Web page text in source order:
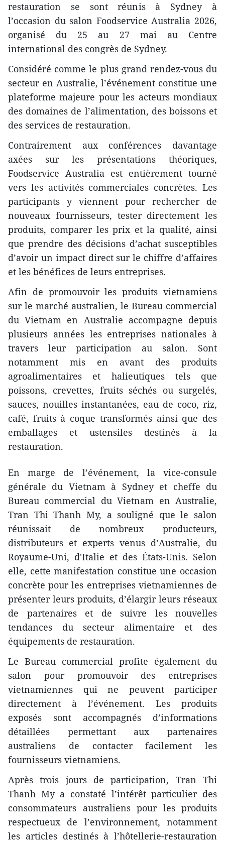
restauration se sont réunis à Sydney à
l’occasion du salon Foodservice Australia 2026,
organisé du 25 au 27 mai au Centre
international des congrès de Sydney.
Considéré comme le plus grand rendez-vous du
secteur en Australie, l’événement constitue une
plateforme majeure pour les acteurs mondiaux
des domaines de l’alimentation, des boissons et
des services de restauration.
Contrairement aux conférences davantage
axées sur les présentations théoriques,
Foodservice Australia est entièrement tourné
vers les activités commerciales concrètes. Les
participants y viennent pour rechercher de
nouveaux fournisseurs, tester directement les
produits, comparer les prix et la qualité, ainsi
que prendre des décisions d’achat susceptibles
d’avoir un impact direct sur le chiffre d’affaires
et les bénéfices de leurs entreprises.
Afin de promouvoir les produits vietnamiens
sur le marché australien, le Bureau commercial
du Vietnam en Australie accompagne depuis
plusieurs années les entreprises nationales à
travers leur participation au salon. Sont
notamment mis en avant des produits
agroalimentaires et halieutiques tels que
poissons, crevettes, fruits séchés ou surgelés,
sauces, nouilles instantanées, eau de coco, riz,
café, fruits à coque transformés ainsi que des
emballages et ustensiles destinés à la
restauration.
En marge de l’événement, la vice-consule
générale du Vietnam à Sydney et cheffe du
Bureau commercial du Vietnam en Australie,
Tran Thi Thanh My, a souligné que le salon
réunissait de nombreux producteurs,
distributeurs et experts venus d’Australie, du
Royaume-Uni, d'Italie et des États-Unis. Selon
elle, cette manifestation constitue une occasion
concrète pour les entreprises vietnamiennes de
présenter leurs produits, d’élargir leurs réseaux
de partenaires et de suivre les nouvelles
tendances du secteur alimentaire et des
équipements de restauration.
Le Bureau commercial profite également du
salon pour promouvoir des entreprises
vietnamiennes qui ne peuvent participer
directement à l’événement. Les produits
exposés sont accompagnés d’informations
détaillées permettant aux partenaires
australiens de contacter facilement les
fournisseurs vietnamiens.
Après trois jours de participation, Tran Thi
Thanh My a constaté l’intérêt particulier des
consommateurs australiens pour les produits
respectueux de l’environnement, notamment
les articles destinés à l’hôtellerie-restauration